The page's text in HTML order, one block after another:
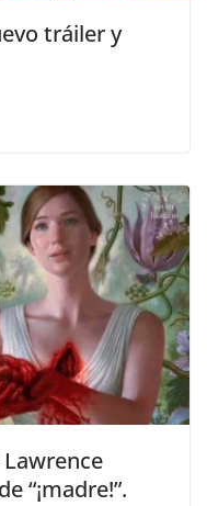
tráiler y
Lawrence
“¡madre!”.